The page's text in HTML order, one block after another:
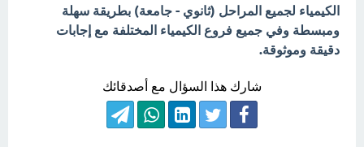
الكيمياء لجميع المراحل (ثانوي - جامعة) بطريقة سهلة
ومبسطة وفي جميع فروع الكيمياء المختلفة مع إجابات
دقيقة وموثوقة.
شارك هذا السؤال مع أصدقائك